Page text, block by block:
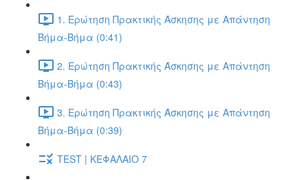
1. Ερώτηση Πρακτικής Άσκησης με Απάντηση
Βήμα-Βήμα (0:41)
2. Ερώτηση Πρακτικής Άσκησης με Απάντηση
Βήμα-Βήμα (0:43)
3. Ερώτηση Πρακτικής Άσκησης με Απάντηση
Βήμα-Βήμα (0:39)
TEST | ΚΕΦΑΛΑΙΟ 7